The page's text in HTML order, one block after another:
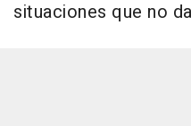
situaciones que no